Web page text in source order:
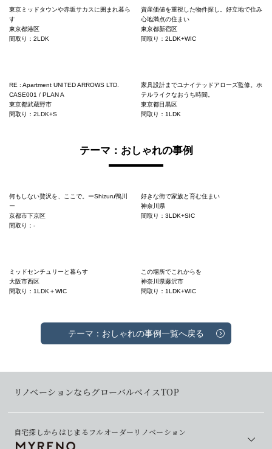
東京ミッドタウンや赤坂サカスに囲まれ暮ら
す
東京都港区
間取り：2LDK
資産価値を重視した物件探し。好立地で住み
心地満点の住まい
東京都新宿区
間取り：2LDK+WIC
RE : Apartment UNITED ARROWS LTD.
CASE001 / PLAN A
東京都武蔵野市
間取り：2LDK+S
家具設計までユナイテッドアローズ監修。ホ
テルライクなおうち時間。
東京都目黒区
間取り：1LDK
テーマ：おしゃれの事例
何もしない贅沢を、ここで。ーShizuru鴨川
ー
京都市下京区
間取り：-
好きな街で家族と育む住まい
神奈川県
間取り：3LDK+SIC
ミッドセンチュリーと暮らす
大阪市西区
間取り：1LDK＋WIC
この場所でこれからを
神奈川県藤沢市
間取り：1LDK+WIC
テーマ：おしゃれの事例一覧へ戻る
リノベーションならグローバルベイスTOP
自宅探しからはじまるフルオーダーリノベーション